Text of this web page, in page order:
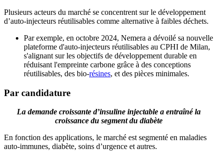
Plusieurs acteurs du marché se concentrent sur le développement
d’auto-injecteurs réutilisables comme alternative à faibles déchets.
Par exemple, en octobre 2024, Nemera a dévoilé sa nouvelle
plateforme d'auto-injecteurs réutilisables au CPHI de Milan,
s'alignant sur les objectifs de développement durable en
réduisant l'empreinte carbone grâce à des conceptions
réutilisables, des bio-résines, et des pièces minimales.
Par candidature
La demande croissante d’insuline injectable a entraîné la
croissance du segment du diabète
En fonction des applications, le marché est segmenté en maladies
auto-immunes, diabète, soins d’urgence et autres.